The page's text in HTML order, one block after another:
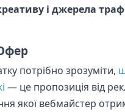
і джерела
потрібно зрозуміти,
— це пропозиція від
якої вебмайстер